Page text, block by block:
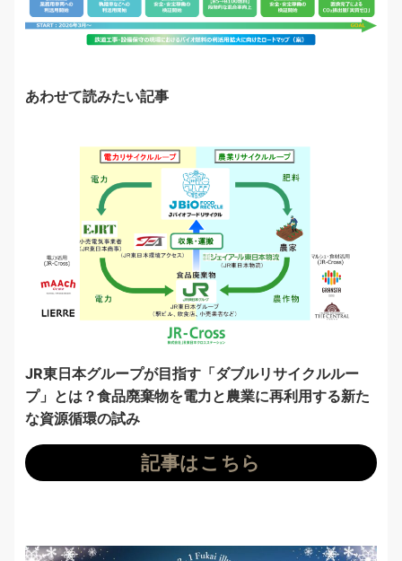
あわせて読みたい記事
JR東日本グループが目指す「ダブルリサイクルルー
プ」とは？食品廃棄物を電力と農業に再利用する新た
な資源循環の試み
記事はこちら